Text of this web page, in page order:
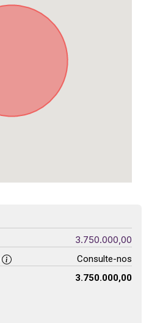
3.750.000,00
Consulte-nos
3.750.000,00